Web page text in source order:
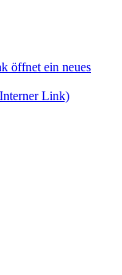
öffnet ein neues
Link)